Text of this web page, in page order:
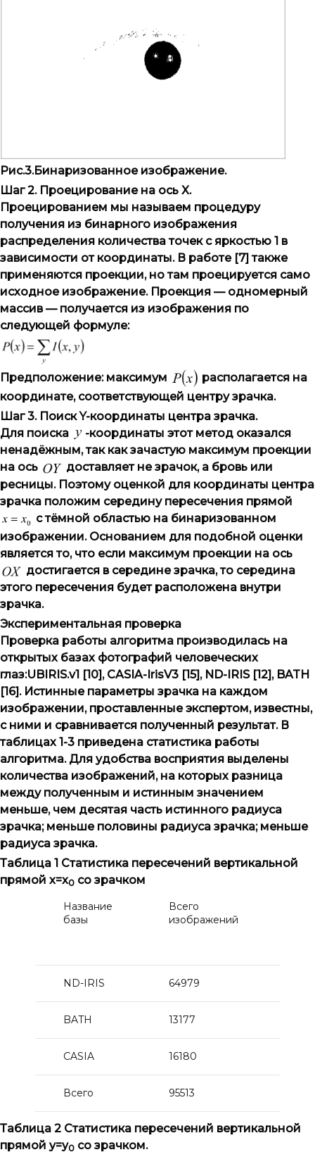
Рис.3.Бинаризованное изображение.
Шаг 2. Проецирование на ось X.
Проецированием мы называем процедуру
получения из бинарного изображения
распределения количества точек с яркостью 1 в
зависимости от координаты. В работе [7] также
применяются проекции, но там проецируется само
исходное изображение. Проекция — одномерный
массив — получается из изображения по
следующей формуле:
Предположение: максимум
располагается на
координате, соответствующей центру зрачка.
Шаг 3. Поиск Y-координаты центра зрачка.
Для поиска
-координаты этот метод оказался
ненадёжным, так как зачастую максимум проекции
на ось
доставляет не зрачок, а бровь или
ресницы. Поэтому оценкой для координаты центра
зрачка положим середину пересечения прямой
с тёмной областью на бинаризованном
изображении. Основанием для подобной оценки
является то, что если максимум проекции на ось
достигается в середине зрачка, то середина
этого пересечения будет расположена внутри
зрачка.
Экспериментальная проверка
Проверка работы алгоритма производилась на
открытых базах фотографий человеческих
глаз:UBIRIS.v1 [10], CASIA- IrisV3 [15], ND- IRIS[12], BATH
[16]. Истинные параметры зрачка на каждом
изображении, проставленные экспертом, известны,
с ними и сравнивается полученный результат. В
таблицах 1-3 приведена статистика работы
алгоритма. Для удобства восприятия выделены
количества изображений, на которых разница
между полученным и истинным значением
меньше, чем десятая часть истинного радиуса
зрачка; меньше половины радиуса зрачка; меньше
радиуса зрачка.
Таблица 1 Статистика пересечений вертикальной
прямой x=x0 со зрачком
Название
базы
Всего
изображений
ND-IRIS 64979
BATH 13177
CASIA 16180
Всего 95513
Таблица 2 Статистика пересечений вертикальной
прямой y=y0 со зрачком.